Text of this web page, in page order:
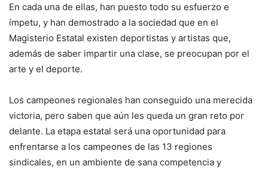
En cada una de ellas, han puesto todo su esfuerzo e
ímpetu, y han demostrado a la sociedad que en el
Magisterio Estatal existen deportistas y artistas que,
además de saber impartir una clase, se preocupan por el
arte y el deporte.
Los campeones regionales han conseguido una merecida
victoria, pero saben que aún les queda un gran reto por
delante. La etapa estatal será una oportunidad para
enfrentarse a los campeones de las 13 regiones
sindicales, en un ambiente de sana competencia y